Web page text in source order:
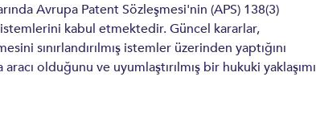
Avrupa Patent Sözleşmesi'nin (APS) 138(3)
kabul etmektedir. Güncel kararlar,
sınırlandırılmış istemler üzerinden yaptığını
olduğunu ve uyumlaştırılmış bir hukuki yaklaşımı